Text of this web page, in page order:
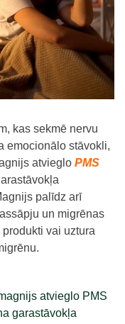
kas sekmē nervu
emocionālo stāvokli,
atvieglo PMS
palīdz arī
un migrēnas
vai uztura
atvieglo PMS
garastāvokļa